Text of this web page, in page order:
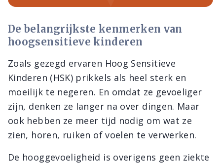
De belangrijkste kenmerken van
hoogsensitieve kinderen
Zoals gezegd ervaren Hoog Sensitieve
Kinderen (HSK) prikkels als heel sterk en
moeilijk te negeren. En omdat ze gevoeliger
zijn, denken ze langer na over dingen. Maar
ook hebben ze meer tijd nodig om wat ze
zien, horen, ruiken of voelen te verwerken.
De hooggevoeligheid is overigens geen ziekte